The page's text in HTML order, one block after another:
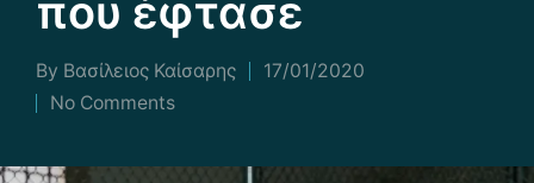
που έφτασε
Posted
by
By Βασίλειος Καίσαρης
17/01/2020
No Comments